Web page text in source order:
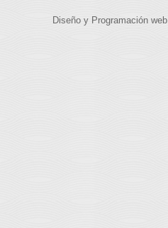
Diseño y Programación web